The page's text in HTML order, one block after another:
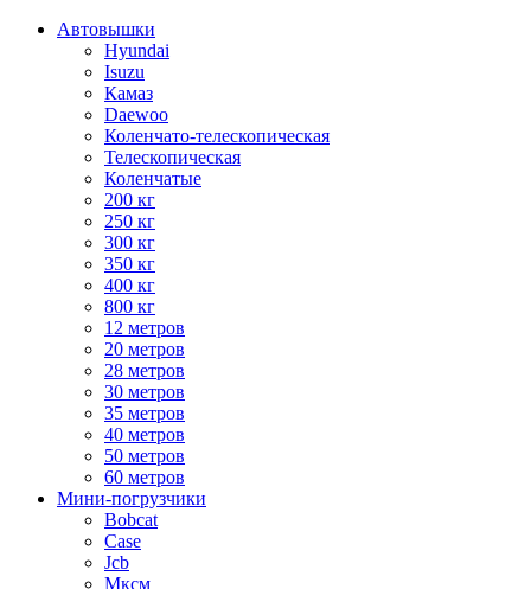
Автовышки
Hyundai
Isuzu
Камаз
Daewoo
Коленчато-телескопическая
Телескопическая
Коленчатые
200 кг
250 кг
300 кг
350 кг
400 кг
800 кг
12 метров
20 метров
28 метров
30 метров
35 метров
40 метров
50 метров
60 метров
Мини-погрузчики
Bobcat
Case
Jcb
Мксм